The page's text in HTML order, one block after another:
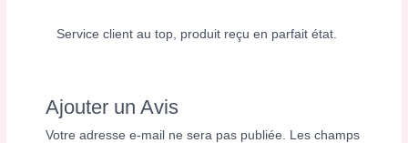
Service client au top, produit reçu en parfait état.
Ajouter un Avis
Votre adresse e-mail ne sera pas publiée.
Les champs